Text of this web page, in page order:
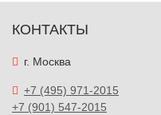
КОНТАКТЫ
г. Москва
+7 (495) 971-2015
+7 (901) 547-2015